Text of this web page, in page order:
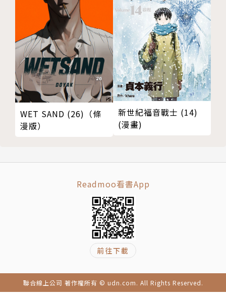
WET SAND (26)（條
漫版）
新世紀福音戰士 (14)
(漫畫)
Readmoo看書App
前往下載
聯合線上公司 著作權所有 © udn.com. All Rights Reserved.